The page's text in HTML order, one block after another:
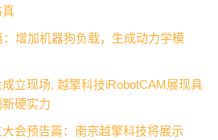
真
增加机器狗负载，生成动力学模
立现场, 越擎科技iRobotCAM展现具
硬实力
会预告篇：南京越擎科技将展示